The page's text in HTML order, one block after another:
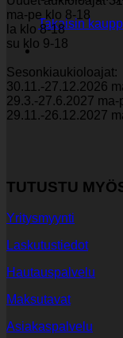
Takaisin
ma-pe klo 8-18
la klo 8-18
su klo 9-18
Sesonkiaukioloajat:
30.11.-27.12.2026
29.3.-27.6.2027
29.11.-26.12.2027
TUTUSTU
Yritysmyynti
Laskutustiedot
Hautauspalvelu
Maksutavat
Asiakaspalvelu